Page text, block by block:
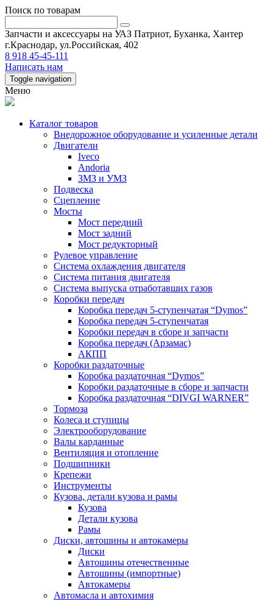
Поиск по товарам
Запчасти и аксессуары на УАЗ Патриот, Буханка, Хантер
г.Краснодар, ул.Российская, 402
8 918 45-45-111
Написать нам
Toggle navigation
Меню
Каталог товаров
Внедорожное оборудование и усиленные детали
Двигатели
Iveco
Andoria
ЗМЗ и УМЗ
Подвеска
Сцепление
Мосты
Мост передний
Мост задний
Мост редукторный
Рулевое управление
Система охлаждения двигателя
Система питания двигателя
Система выпуска отработавших газов
Коробки передач
Коробка передач 5-ступенчатая “Dymos”
Коробка передач 5-ступенчатая
Коробки передач в сборе и запчасти
Коробка передач (Арзамас)
АКПП
Коробки раздаточные
Коробка раздаточная “Dymos”
Коробки раздаточные в сборе и запчасти
Коробка раздаточная “DIVGI WARNER”
Тормоза
Колеса и ступицы
Электрооборудование
Валы карданные
Вентиляция и отопление
Подшипники
Крепежи
Инструменты
Кузова, детали кузова и рамы
Кузова
Детали кузова
Рамы
Диски, автошины и автокамеры
Диски
Автошины отечественные
Автошины (импортные)
Автокамеры
Автомасла и автохимия